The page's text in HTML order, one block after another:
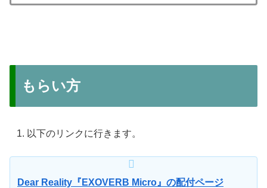
もらい方
以下のリンクに行きます。
Dear Reality『EXOVERB Micro』の配付ページ